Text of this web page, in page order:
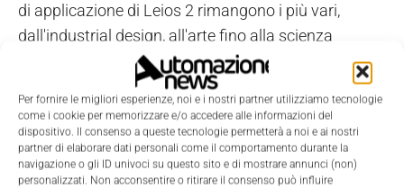
Per fornire le migliori esperienze, noi e i nostri partner utilizziamo tecnologie
come i cookie per memorizzare e/o accedere alle informazioni del
dispositivo. Il consenso a queste tecnologie permetterà a noi e ai nostri
partner di elaborare dati personali come il comportamento durante la
navigazione o gli ID univoci su questo sito e di mostrare annunci (non)
personalizzati. Non acconsentire o ritirare il consenso può influire
di applicazione di Leios 2 rimangono i più vari,
dall'industrial design, all'arte fino alla scienza